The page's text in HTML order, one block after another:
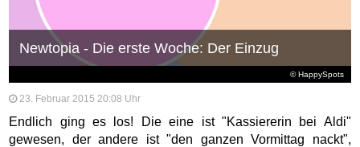
© HappySpots
Newtopia - Die erste Woche: Der Einzug
23. Februar 2015 20:08 Uhr
Endlich ging es los! Die eine ist "Kassiererin bei Aldi"
gewesen, der andere ist "den ganzen Vormittag nackt",